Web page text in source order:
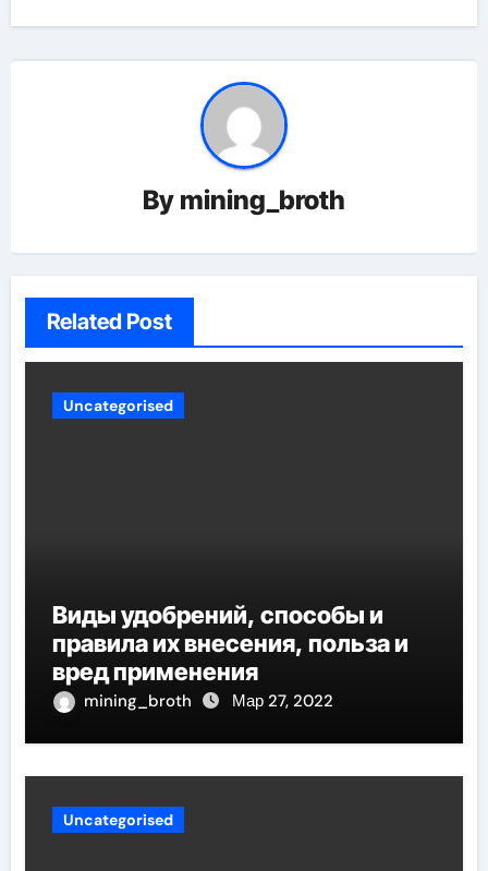
By mining_broth
Related Post
Uncategorised
Виды удобрений, способы и
правила их внесения, польза и
вред применения
mining_broth Мар 27, 2022
Uncategorised